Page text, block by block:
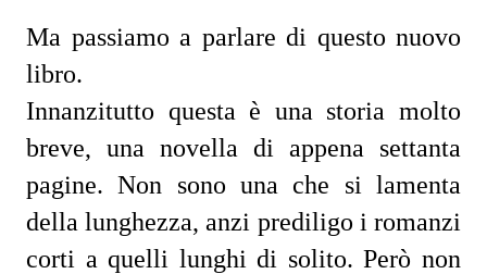
Ma passiamo a parlare di questo nuovo
libro.
Innanzitutto questa è una storia molto
breve, una novella di appena settanta
pagine. Non sono una che si lamenta
della lunghezza, anzi prediligo i romanzi
corti a quelli lunghi di solito. Però non